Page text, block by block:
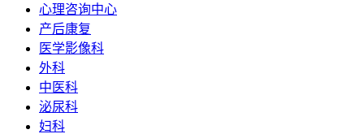
心理咨询中心
产后康复
医学影像科
外科
中医科
泌尿科
妇科